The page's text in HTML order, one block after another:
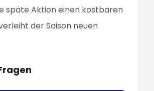
späte Aktion einen kostbaren
der Saison neuen